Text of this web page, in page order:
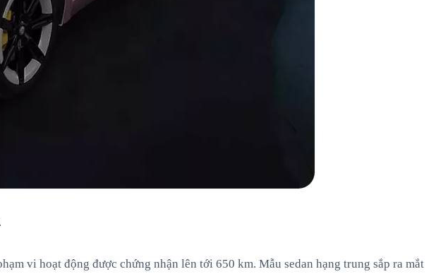
vi hoạt động được chứng nhận lên tới 650 km. Mẫu sedan hạng trung sắp ra mắt